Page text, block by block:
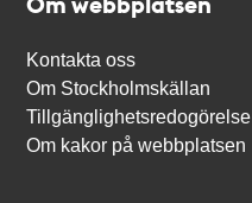
Kontakta oss
Om Stockholmskällan
Tillgänglighetsredogörelse
Om kakor på webbplatsen